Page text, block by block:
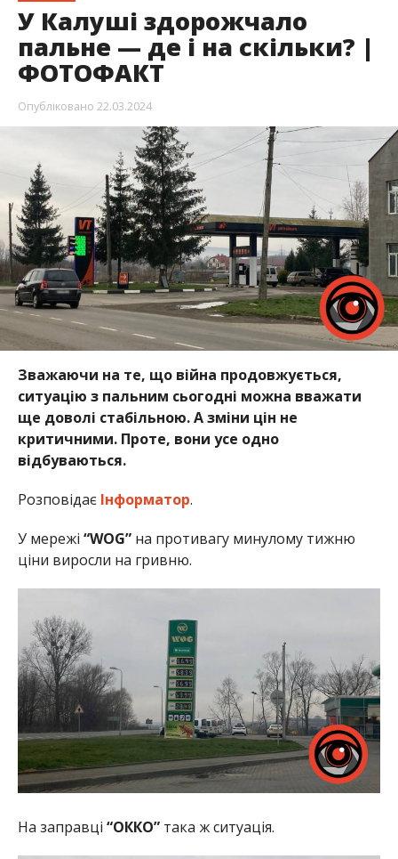
У Калуші здорожчало
пальне — де і на скільки? |
ФОТОФАКТ
Опубліковано 22.03.2024
Зважаючи на те, що війна продовжується,
ситуацію з пальним сьогодні можна вважати
ще доволі стабільною. А зміни цін не
критичними. Проте, вони усе одно
відбуваються.
Розповідає Інформатор.
У мережі “WOG” на противагу минулому тижню
ціни виросли на гривню.
На заправці “ОККО”така ж ситуація.